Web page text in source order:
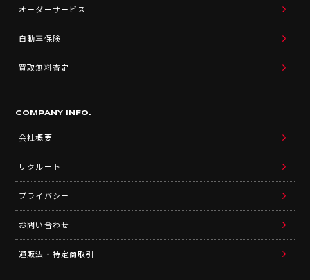
オーダーサービス
自動車保険
買取無料査定
COMPANY INFO.
会社概要
リクルート
プライバシー
お問い合わせ
通販法・特定商取引